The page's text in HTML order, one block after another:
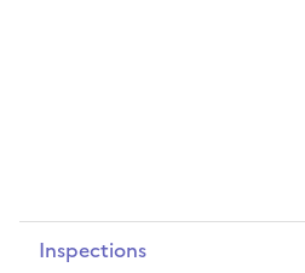
Inspections